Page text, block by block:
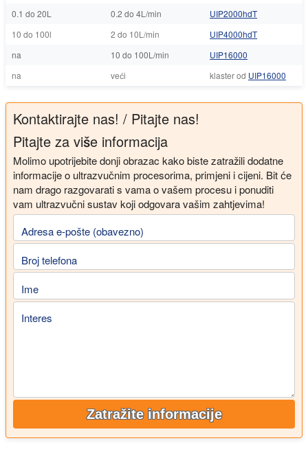
0.1 do 20L
0.2 do 4L/min
UIP2000hdT
10 do 100l
2 do 10L/min
UIP4000hdT
na
10 do 100L/min
UIP16000
na
veći klaster od UIP16000
Kontaktirajte nas! / Pitajte nas!
Pitajte za više informacija
Molimo upotrijebite donji obrazac kako biste zatražili dodatne
informacije o ultrazvučnim procesorima, primjeni i cijeni. Bit će
nam drago razgovarati s vama o vašem procesu i ponuditi
vam ultrazvučni sustav koji odgovara vašim zahtjevima!
Adresa e-pošte (obavezno)
Broj telefona
Ime
Interes
Zatražite informacije